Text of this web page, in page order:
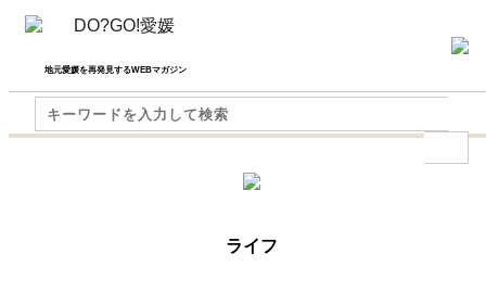
地元愛媛を再発見するWEBマガジン
ライフ